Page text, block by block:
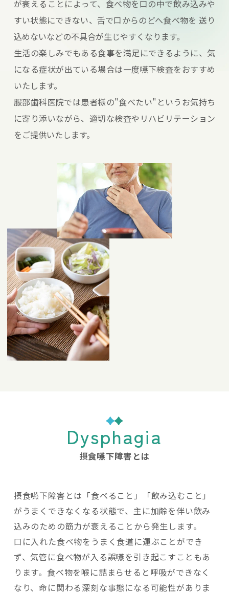
が衰えることによって、食べ物を口の中で飲み込みや
すい状態にできない、舌で口からのどへ食べ物を 送り
込めないなどの不具合が生じやすくなります。
生活の楽しみでもある食事を満足にできるように、気
になる症状が出ている場合は一度嚥下検査をおすすめ
いたします。
服部歯科医院では患者様の"食べたい"というお気持ち
に寄り添いながら、適切な検査やリハビリテーション
をご提供いたします。
Dysphagia
摂食嚥下障害とは
摂食嚥下障害とは「食べること」「飲み込むこと」
がうまくできなくなる状態で、主に加齢を伴い飲み
込みのための筋力が衰えることから発生します。
口に入れた食べ物をうまく食道に運ぶことができ
ず、気管に食べ物が入る誤嚥を引き起こすこともあ
ります。食べ物を喉に詰まらせると呼吸ができなく
なり、命に関わる深刻な事態になる可能性がありま